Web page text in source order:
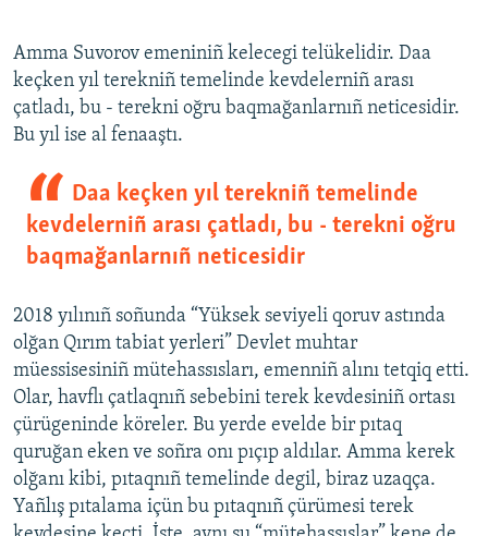
Amma Suvorov emeniniñ kelecegi telükelidir. Daa
keçken yıl terekniñ temelinde kevdelerniñ arası
çatladı, bu - terekni oğru baqmağanlarnıñ neticesidir.
Bu yıl ise al fenaaştı.
Daa keçken yıl terekniñ temelinde
kevdelerniñ arası çatladı, bu - terekni oğru
baqmağanlarnıñ neticesidir
2018 yılınıñ soñunda “Yüksek seviyeli qoruv astında
olğan Qırım tabiat yerleri” Devlet muhtar
müessisesiniñ mütehassısları, emenniñ alını tetqiq etti.
Olar, havflı çatlaqnıñ sebebini terek kevdesiniñ ortası
çürügeninde köreler. Bu yerde evelde bir pıtaq
quruğan eken ve soñra onı pıçıp aldılar. Amma kerek
olğanı kibi, pıtaqnıñ temelinde degil, biraz uzaqça.
Yañlış pıtalama içün bu pıtaqnıñ çürümesi terek